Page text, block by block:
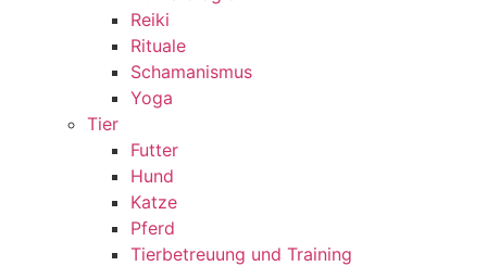
Reiki
Rituale
Schamanismus
Yoga
Tier
Futter
Hund
Katze
Pferd
Tierbetreuung und Training